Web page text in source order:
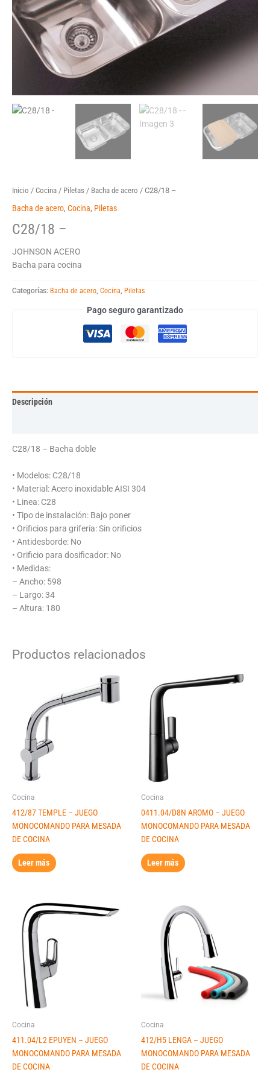
Inicio / Cocina / Piletas / Bacha de acero / C28/18 –
Bacha de acero, Cocina, Piletas
C28/18 –
JOHNSON ACERO
Bacha para cocina
Categorías: Bacha de acero Cocina Piletas
Pago seguro garantizado
Descripción
C28/18 – Bacha doble
• Modelos: C28/18
• Material: Acero inoxidable AISI 304
• Linea: C28
• Tipo de instalación: Bajo poner
• Orificios para grifería: Sin orificios
• Antidesborde: No
• Orificio para dosificador: No
• Medidas:
– Ancho: 598
– Largo: 34
– Altura: 180
Productos relacionados
Cocina
412/87 TEMPLE – JUEGO
MONOCOMANDO PARA MESADA
DE COCINA
Leer más
Cocina
0411.04/D8N AROMO – JUEGO
MONOCOMANDO PARA MESADA
DE COCINA
Leer más
Cocina
411.04/L2 EPUYEN – JUEGO
MONOCOMANDO PARA MESADA
DE COCINA
Cocina
412/H5 LENGA – JUEGO
MONOCOMANDO PARA MESADA
DE COCINA